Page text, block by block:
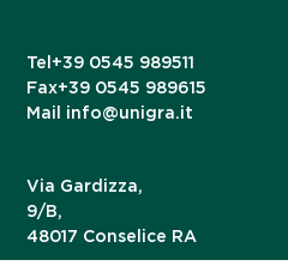
Tel +39 0545 989511
Fax+39 0545 989615
Mail info@unigra.it
Via Gardizza,
9/B,
48017 Conselice RA